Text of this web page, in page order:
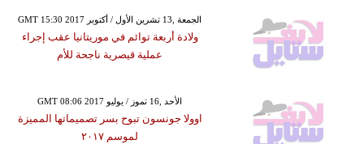
GMT 15:30 2017 الجمعة ,13 تشرين الأول / أكتوبر
ولادة أربعة توائم في موريتانيا عقب إجراء
عملية قيصرية ناجحة للأم
GMT 08:06 2017 الأحد ,16 تموز / يوليو
اوولا جونسون تبوح بسر تصميماتها المميزة
لموسم ٢٠١٧